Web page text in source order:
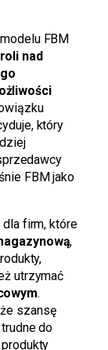
FBM
nad
który
FBM jako
firm, które
,
utrzymać
.
szansę
do